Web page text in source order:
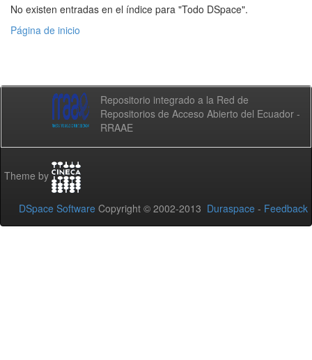
No existen entradas en el índice para "Todo DSpace".
Página de inicio
Repositorio integrado a la Red de
Repositorios de Acceso Abierto del Ecuador -
RRAAE
Theme by
DSpace Software Copyright © 2002-2013 Duraspace - Feedback